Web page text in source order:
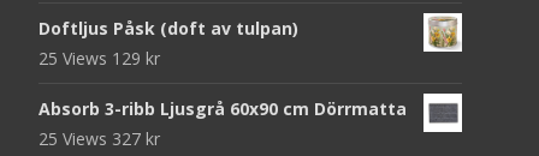
Doftljus Påsk (doft av tulpan)
25 Views 129 kr
Absorb 3-ribb Ljusgrå 60x90 cm Dörrmatta
25 Views 327 kr